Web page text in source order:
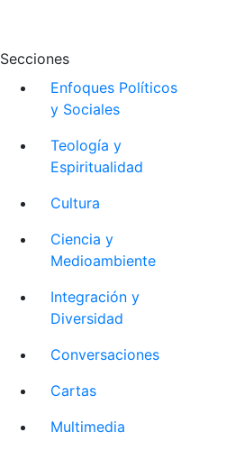
Secciones
Enfoques Políticos
y Sociales
Teología y
Espiritualidad
Cultura
Ciencia y
Medioambiente
Integración y
Diversidad
Conversaciones
Cartas
Multimedia